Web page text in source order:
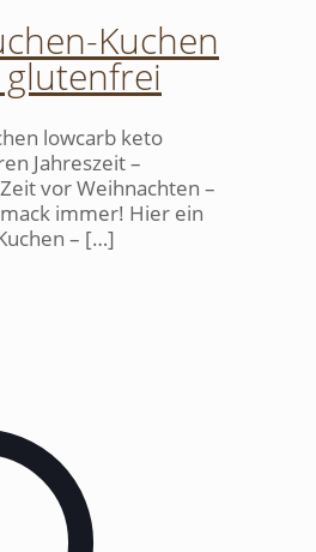
Kuchen
lowcarb keto
Jahreszeit –
vor Weihnachten –
immer! Hier ein
– […]